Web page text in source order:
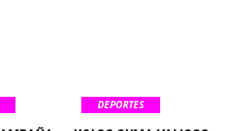
DEPORTES